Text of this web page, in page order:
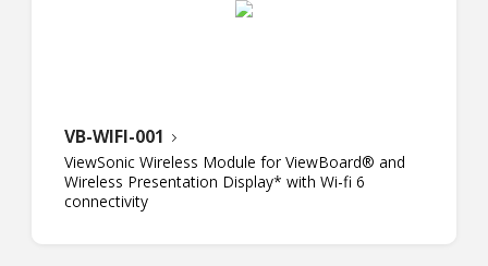
VB-WIFI-001
ViewSonic Wireless Module for ViewBoard® and
Wireless Presentation Display* with Wi-fi 6
connectivity